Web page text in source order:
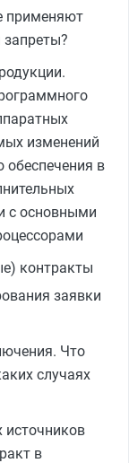
применяют
запреты?
изменений
обеспечения в
с основными
контракты
заявки
Что
случаях
источников
в